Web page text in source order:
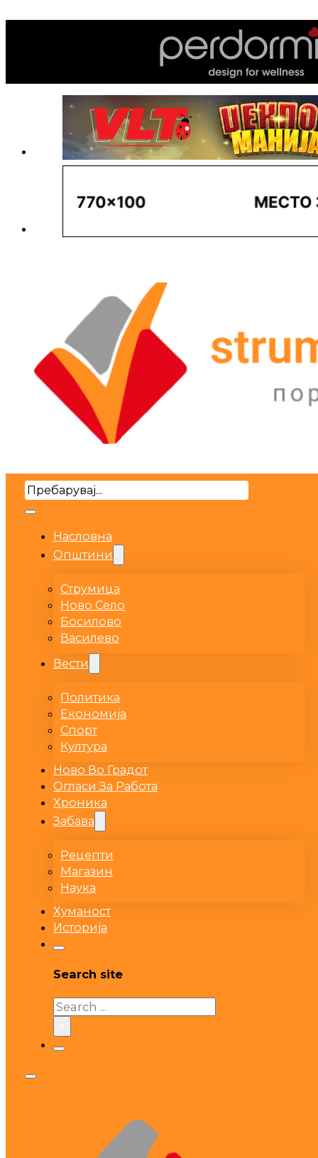
Search
Насловна
Општини
Струмица
Ново Село
Босилово
Василево
Вести
Политика
Економија
Спорт
Култура
Ново Во Градот
Огласи За Работа
Хроника
Забава
Рецепти
Магазин
Наука
Хуманост
Историја
Search site
Search